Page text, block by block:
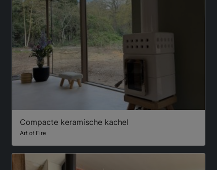
Compacte keramische kachel
Art of Fire